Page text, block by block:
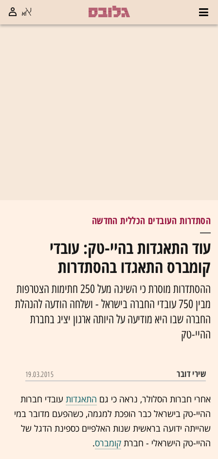
הסתדרות העובדים הכללית החדשה
עוד התאגדות בהיי-טק: עובדי
קומברס התאגדו בהסתדרות
ההסתדרות מוסרת כי השיגה מעל 250 חתימות הצטרפות
מבין 750 עובדי החברה בישראל - ושלחה הודעה להנהלת
החברה שבו היא מודיעה על היותה ארגון יציג בחברת
ההיי-טק
שירי דובר 19.03.2015
אחרי חברות הסלולר, נראה כי גם התאגדות עובדי חברות
ההיי-טק בישראל כבר הופכת למגמה, כשהפעם מדובר במי
שהייתה ידועה בראשית שנות האלפיים כספינת הדגל של
ההיי-טק הישראלי - חברת קומברס.